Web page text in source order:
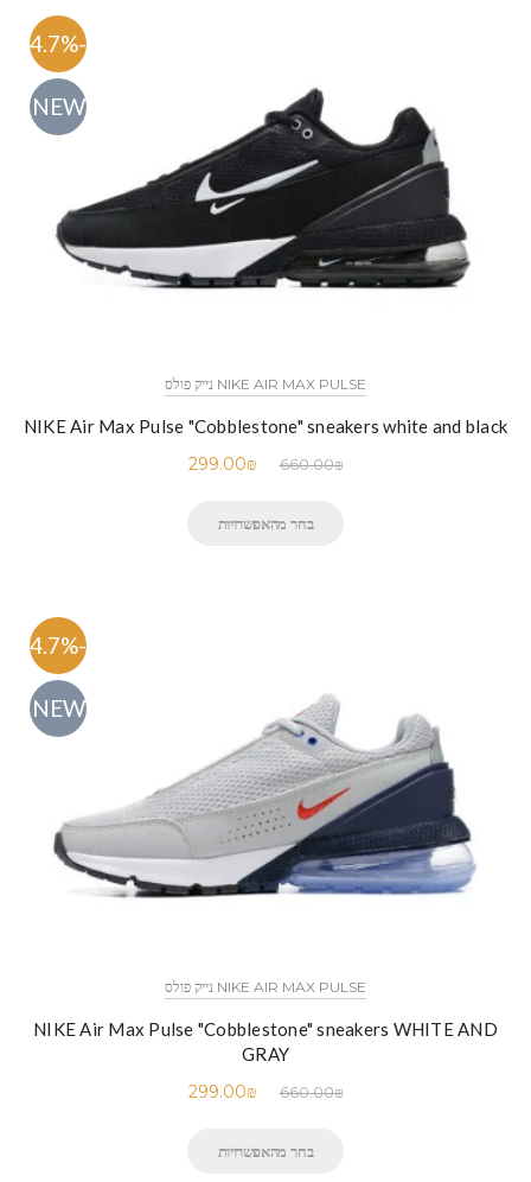
-54.7%
NEW
NIKE AIR MAX PULSE נייק פולס
NIKE Air Max Pulse "Cobblestone" sneakers white and black
660.00₪
299.00₪
בחר מהאפשרויות
-54.7%
NEW
NIKE AIR MAX PULSE נייק פולס
NIKE Air Max Pulse "Cobblestone" sneakers WHITE AND
GRAY
660.00₪
299.00₪
בחר מהאפשרויות